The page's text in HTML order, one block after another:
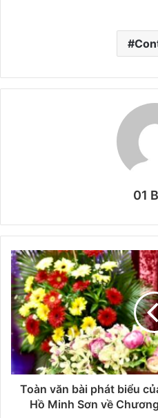
01
Toàn văn bài phát biểu
Hồ Minh Sơn về